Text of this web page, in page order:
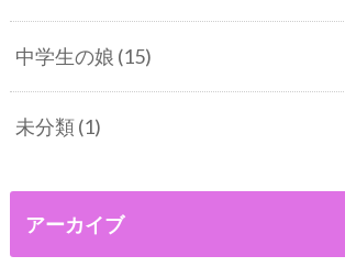
中学生の娘 (15)
未分類(1)
アーカイブ